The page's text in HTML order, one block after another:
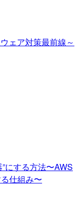
ェア対策最前線～
にする方法〜AWS
仕組み〜